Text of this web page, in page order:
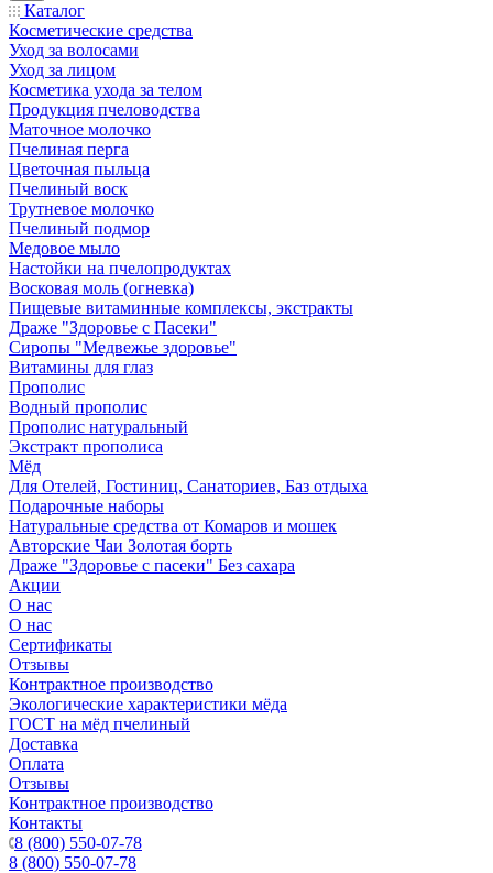
Каталог
Косметические средства
Уход за волосами
Уход за лицом
Косметика ухода за телом
Продукция пчеловодства
Маточное молочко
Пчелиная перга
Цветочная пыльца
Пчелиный воск
Трутневое молочко
Пчелиный подмор
Медовое мыло
Настойки на пчелопродуктах
Восковая моль (огневка)
Пищевые витаминные комплексы, экстракты
Драже "Здоровье с Пасеки"
Сиропы "Медвежье здоровье"
Витамины для глаз
Прополис
Водный прополис
Прополис натуральный
Экстракт прополиса
Мёд
Для Отелей, Гостиниц, Санаториев, Баз отдыха
Подарочные наборы
Натуральные средства от Комаров и мошек
Авторские Чаи Золотая борть
Драже "Здоровье с пасеки" Без сахара
Акции
О нас
О нас
Сертификаты
Отзывы
Контрактное производство
Экологические характеристики мёда
ГОСТ на мёд пчелиный
Доставка
Оплата
Отзывы
Контрактное производство
Контакты
8 (800) 550-07-78
8 (800) 550-07-78